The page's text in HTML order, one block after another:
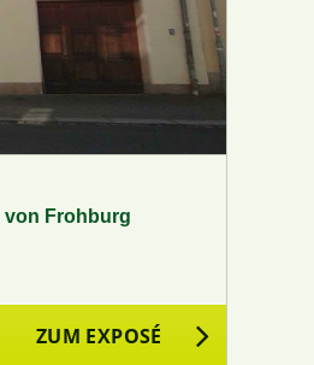
von Frohburg
ZUM EXPOSÉ